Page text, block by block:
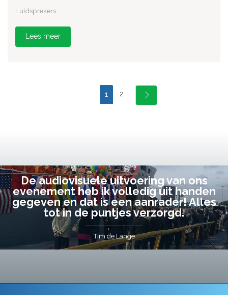
Luidsprekers
Lees meer
1 2
De audiovisuele uitvoering van ons
evenement heb ik volledig uit handen
gegeven en dat is een aanrader! Alles
tot in de puntjes verzorgd.
Tim de Lange